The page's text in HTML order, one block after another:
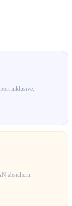
inklusive.
absichern.